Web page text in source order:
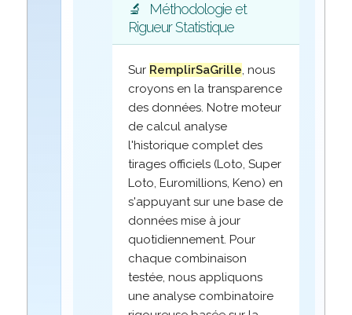
🔬
Méthodologie et
Rigueur Statistique
Sur RemplirSaGrille, nous
croyons en la transparence
des données. Notre moteur
de calcul analyse
l'historique complet des
tirages officiels (Loto, Super
Loto, Euromillions, Keno) en
s'appuyant sur une base de
données mise à jour
quotidiennement. Pour
chaque combinaison
testée, nous appliquons
une analyse combinatoire